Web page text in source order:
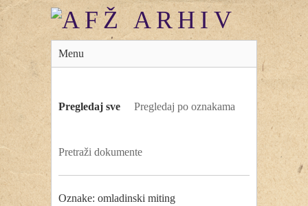
Menu
Pregledaj sve Pregledaj po oznakama
Pretraži dokumente
Oznake: omladinski miting